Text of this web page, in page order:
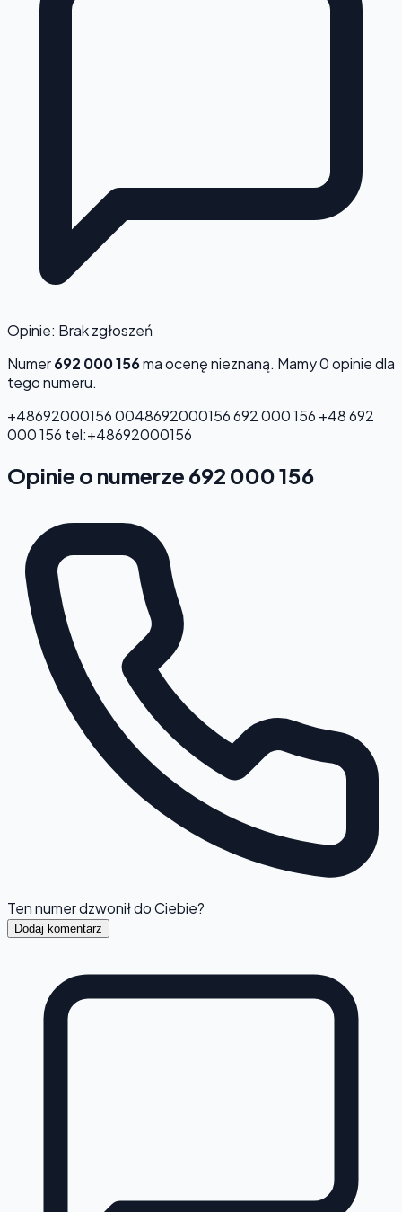
Opinie: Brak zgłoszeń
Numer692 000 156ma ocenęnieznaną. Mamy 0 opinie dla
tego numeru.
+486920001560048692000156692 000 156 +48 692
000 156 tel:+48692000156
Opinie o numerze 692 000 156
Ten numer dzwonił do Ciebie?
Dodaj komentarz